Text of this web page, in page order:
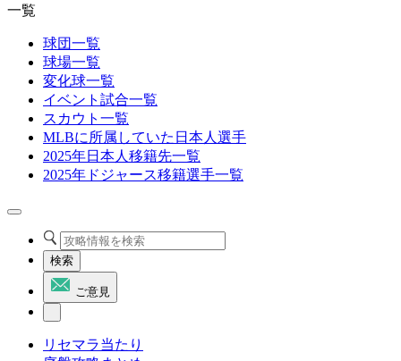
一覧
球団一覧
球場一覧
変化球一覧
イベント試合一覧
スカウト一覧
MLBに所属していた日本人選手
2025年日本人移籍先一覧
2025年ドジャース移籍選手一覧
検索
ご意見
リセマラ当たり